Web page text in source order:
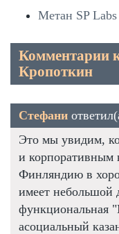
Метан SP
Комментарии
Кропоткин
Стефани
Это мы увидим,
и корпоративным
Финляндию в
имеет небольшой
функциональная
асоциальный